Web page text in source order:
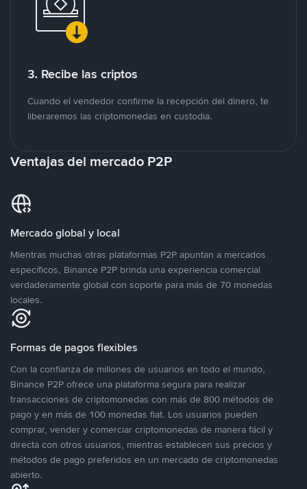
3. Recibe las criptos
Cuando el vendedor confirme la recepción del dinero, te
liberaremos las criptomonedas en custodia.
Ventajas del mercado P2P
Mercado global y local
Mientras muchas otras plataformas P2P apuntan a mercados
específicos, Binance P2P brinda una experiencia comercial
verdaderamente global con soporte para más de 70 monedas
locales.
Formas de pagos flexibles
Con la confianza de millones de usuarios en todo el mundo,
Binance P2P ofrece una plataforma segura para realizar
transacciones de criptomonedas con más de 800 métodos de
pago y en más de 100 monedas fiat. Los usuarios pueden
comprar, vender y comerciar criptomonedas de manera fácil y
directa con otros usuarios, mientras establecen sus precios y
métodos de pago preferidos en un mercado de criptomonedas
abierto.